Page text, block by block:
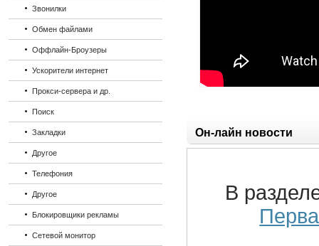
Звонилки
Обмен файлами
Оффлайн-Броузеры
Ускорители интернет
Прокси-сервера и др.
Поиск
Закладки
Другое
Телефония
Другое
Блокировщики рекламы
Сетевой монитор
Он-лайн новости
В